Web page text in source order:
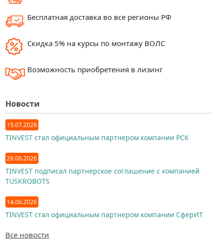
Бесплатная доставка во все регионы РФ
Скидка 5% на курсы по монтажу ВОЛС
Возможность приобретения в лизинг
Новости
15.07.2026
TINVEST стал официальным партнером компании РСК
28.06.2026
TINVEST подписал партнерское соглашение с компанией
TUSKROBOTS
14.06.2026
TINVEST стал официальным партнером компании СферИТ
Все новости